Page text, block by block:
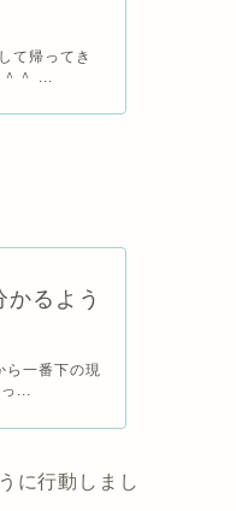
て帰ってき
＾ ...
るよう
ら一番下の現
...
に行動しまし